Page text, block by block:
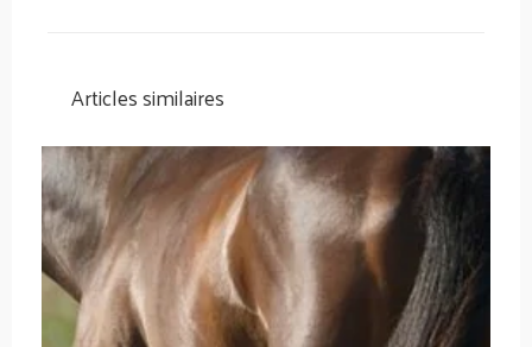
Articles similaires